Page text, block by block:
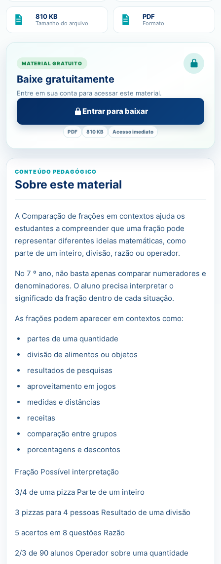
810 KB
Tamanho do arquivo
PDF
Formato
MATERIAL GRATUITO
Baixe gratuitamente
Entre em sua conta para acessar este material.
Entrar para baixar
PDF 810 KB Acesso imediato
CONTEÚDO PEDAGÓGICO
Sobre este material
A Comparação de frações em contextos ajuda os
estudantes a compreender que uma fração pode
representar diferentes ideias matemáticas, como
parte de um inteiro, divisão, razão ou operador.
No 7 º ano, não basta apenas comparar numeradores e
denominadores. O aluno precisa interpretar o
significado da fração dentro de cada situação.
As frações podem aparecer em contextos como:
partes de uma quantidade
divisão de alimentos ou objetos
resultados de pesquisas
aproveitamento em jogos
medidas e distâncias
receitas
comparação entre grupos
porcentagens e descontos
Fração Possível interpretação
3/4 de uma pizza Parte de um inteiro
3 pizzas para 4 pessoas Resultado de uma divisão
5 acertos em 8 questões Razão
2/3 de 90 alunos Operador sobre uma quantidade